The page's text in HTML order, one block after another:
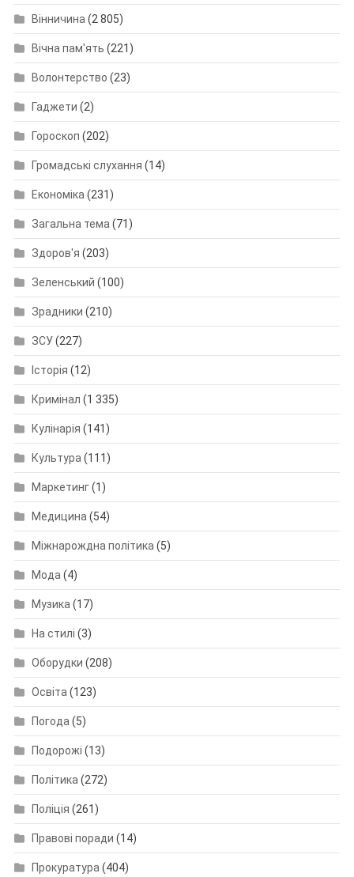
Вінничина (2 805)
Вічна пам'ять (221)
Волонтерство (23)
Гаджети (2)
Гороскоп (202)
Громадські слухання (14)
Економіка (231)
Загальна тема (71)
Здоров'я (203)
Зеленський (100)
Зрадники (210)
ЗСУ(227)
Історія (12)
Кримінал (1 335)
Кулінарія (141)
Культура (111)
Маркетинг(1)
Медицина (54)
Міжнарождна політика (5)
Мода (4)
Музика (17)
На стилі (3)
Оборудки (208)
Освіта (123)
Погода (5)
Подорожі (13)
Політика (272)
Поліція (261)
Правові поради (14)
Прокуратура (404)